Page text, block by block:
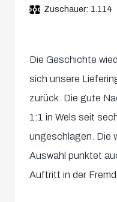
Zuschauer: 1.114
Die Geschichte
sich unsere
zurück. Die gute
1:1 in Wels seit
ungeschlagen. Die
Auswahl punktet
Auftritt in der